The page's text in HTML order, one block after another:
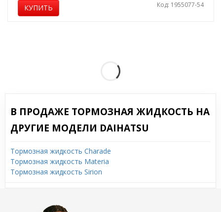
КУПИТЬ Код: 1955077-54
В ПРОДАЖЕ ТОРМОЗНАЯ ЖИДКОСТЬ НА
ДРУГИЕ МОДЕЛИ DAIHATSU
Тормозная жидкость Charade
Тормозная жидкость Materia
Тормозная жидкость Sirion